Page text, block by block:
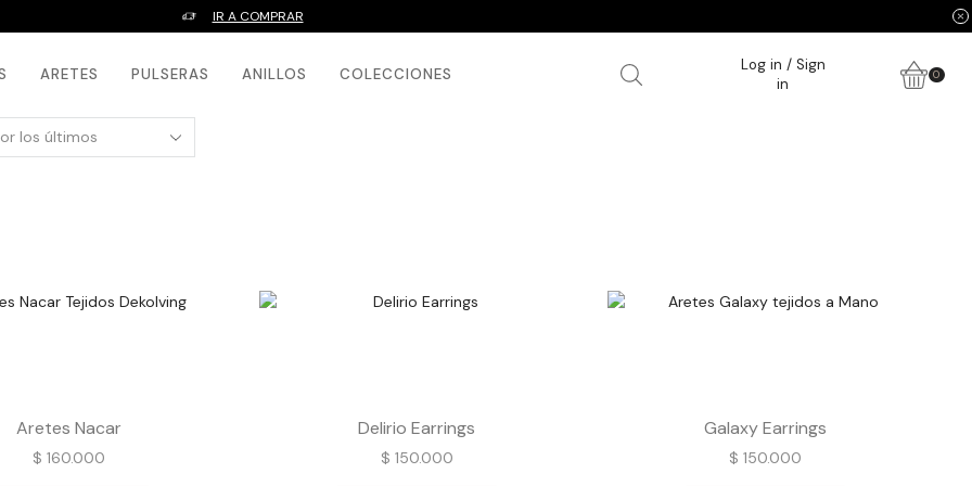
IR A COMPRAR
ARETES PULSERAS ANILLOS COLECCIONES
Log in / Sign
in
0
Aretes Nacar
$ 160.000
Delirio Earrings
$ 150.000
Galaxy Earrings
$ 150.000